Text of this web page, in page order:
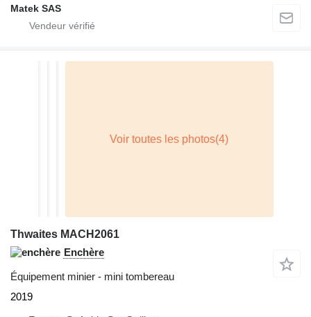
Matek SAS
Thwaites MACH2061
Enchère
Équipement minier - mini tombereau
2019